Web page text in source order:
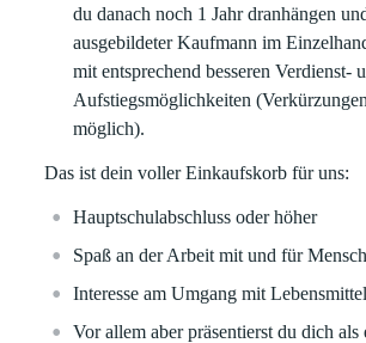
du danach noch 1 Jahr dranhängen
ausgebildeter Kaufmann im
mit entsprechend besseren Verdienst-
Aufstiegsmöglichkeiten
möglich).
Das ist dein voller Einkaufskorb für uns:
Hauptschulabschluss oder höher
Spaß an der Arbeit mit und für
Interesse am Umgang mit
Vor allem aber präsentierst du dich als